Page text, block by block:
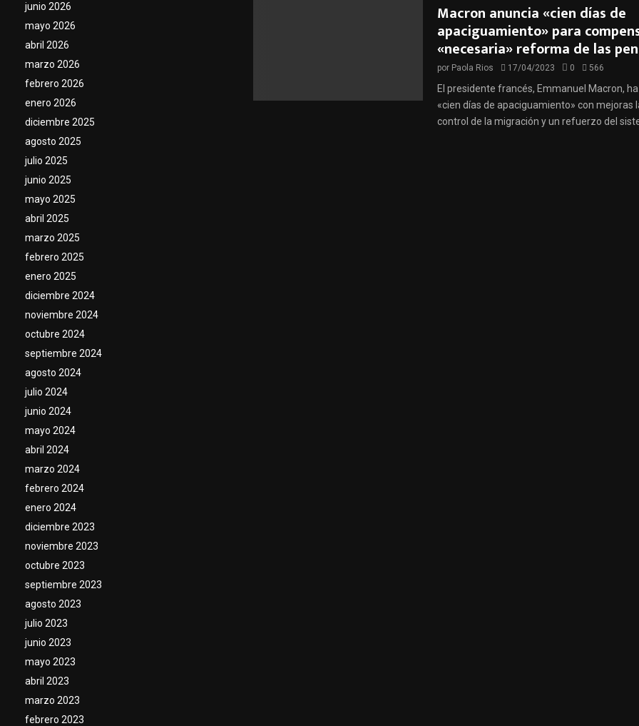
Macron anuncia «cien días de
apaciguamiento» para
«necesaria» reforma de las
por Paola Rios 17/04/2023 0 566
El presidente francés, Emmanuel Macron,
«cien días de apaciguamiento» con mejoras
control de la migración y un refuerzo del
junio 2026
mayo 2026
abril 2026
marzo 2026
febrero 2026
enero 2026
diciembre 2025
agosto 2025
julio 2025
junio 2025
mayo 2025
abril 2025
marzo 2025
febrero 2025
enero 2025
diciembre 2024
noviembre 2024
octubre 2024
septiembre 2024
agosto 2024
julio 2024
junio 2024
mayo 2024
abril 2024
marzo 2024
febrero 2024
enero 2024
diciembre 2023
noviembre 2023
octubre 2023
septiembre 2023
agosto 2023
julio 2023
junio 2023
mayo 2023
abril 2023
marzo 2023
febrero 2023